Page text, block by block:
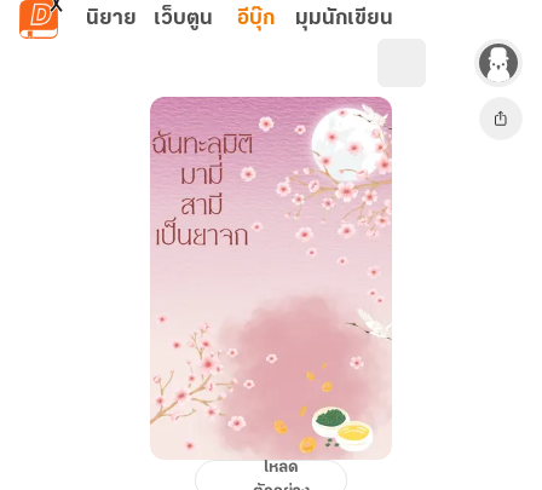
ข้ามไปยังเนื้อหาหลัก
นิยาย เว็บตูน อีบุ๊ก มุมนักเขียน
ฉันทะ
โหลด